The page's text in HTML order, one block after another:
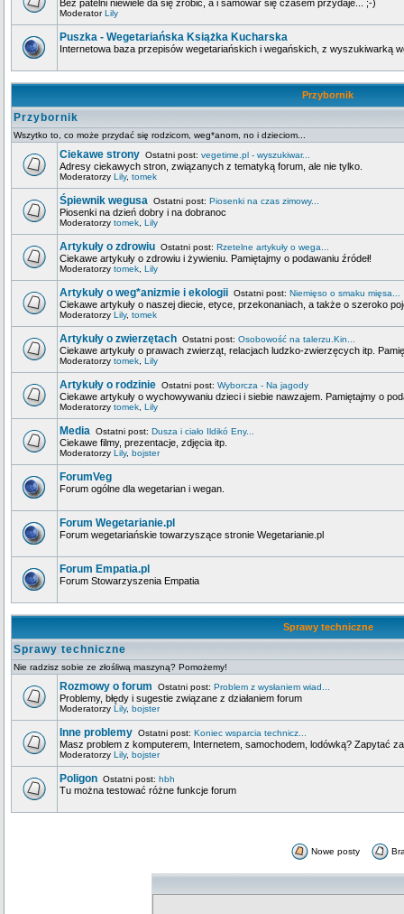
Bez patelni niewiele da się zrobić, a i samowar się czasem przydaje... ;-)
ModeratorLily
Puszka - Wegetariańska Książka Kucharska
Internetowa baza przepisów wegetariańskich i wegańskich, z wyszukiwarką
Przybornik
Przybornik
Wszytko to, co może przydać się rodzicom, weg*anom, no i dzieciom...
Ciekawe strony Ostatni post: vegetime.pl - wyszukiwar...
Adresy ciekawych stron, związanych z tematyką forum, ale nie tylko.
Moderatorzy Lily, tomek
Śpiewnik wegusa Ostatni post: Piosenki na czas zimowy...
Piosenki na dzień dobry i na dobranoc
Moderatorzy tomek Lily
Artykuły o zdrowiu Ostatni post: Rzetelne artykuły o wega...
Ciekawe artykuły o zdrowiu i żywieniu. Pamiętajmy o podawaniu źródeł!
Moderatorzy tomek Lily
Artykuły o weg*anizmie i ekologii Ostatni post: Niemięso o smaku mięsa...
Ciekawe artykuły o naszej diecie, etyce, przekonaniach, a także o szeroko
Moderatorzy Lily, tomek
Artykuły o zwierzętach Ostatni post: Osobowość na talerzu.Kin...
Ciekawe artykuły o prawach zwierząt, relacjach ludzko-zwierzęcych itp.
Moderatorzy tomek Lily
Artykuły o rodzinie Ostatni post: Wyborcza - Na jagody
Ciekawe artykuły o wychowywaniu dzieci i siebie nawzajem. Pamiętajmy o
Moderatorzy tomek Lily
Media Ostatni post: Dusza i ciało Ildikó Eny...
Ciekawe filmy, prezentacje, zdjęcia itp.
Moderatorzy Lily, bojster
ForumVeg
Forum ogólne dla wegetarian i wegan.
Forum Wegetarianie.pl
Forum wegetariańskie towarzyszące stronie Wegetarianie.pl
Forum Empatia.pl
Forum Stowarzyszenia Empatia
Sprawy techniczne
Sprawy techniczne
Nie radzisz sobie ze złośliwą maszyną? Pomożemy!
Rozmowy o forum Ostatni post: Problem z wysłaniem wiad...
Problemy, błędy i sugestie związane z działaniem forum
Moderatorzy Lily, bojster
Inne problemy Ostatni post: Koniec wsparcia technicz...
Masz problem z komputerem, Internetem, samochodem, lodówką? Zapytać
Moderatorzy Lily, bojster
Poligon Ostatni post: hbh
Tu można testować różne funkcje forum
Nowe posty